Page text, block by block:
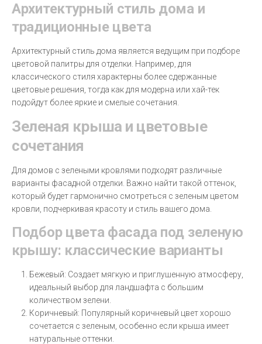
Архитектурный стиль дома и
традиционные цвета
Архитектурный стиль дома является ведущим при подборе
цветовой палитры для отделки. Например, для
классического стиля характерны более сдержанные
цветовые решения, тогда как для модерна или хай-тек
подойдут более яркие и смелые сочетания.
Зеленая крыша и цветовые
сочетания
Для домов с зелеными кровлями подходят различные
варианты фасадной отделки. Важно найти такой оттенок,
который будет гармонично смотреться с зеленым цветом
кровли, подчеркивая красоту и стиль вашего дома.
Подбор цвета фасада под зеленую
крышу: классические варианты
Бежевый: Создает мягкую и приглушенную атмосферу,
идеальный выбор для ландшафта с большим
количеством зелени.
Коричневый: Популярный коричневый цвет хорошо
сочетается с зеленым, особенно если крыша имеет
натуральные оттенки.